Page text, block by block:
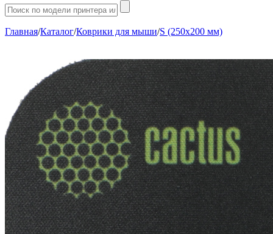
Главная/Каталог/Коврики для мыши/S (250х200 мм)